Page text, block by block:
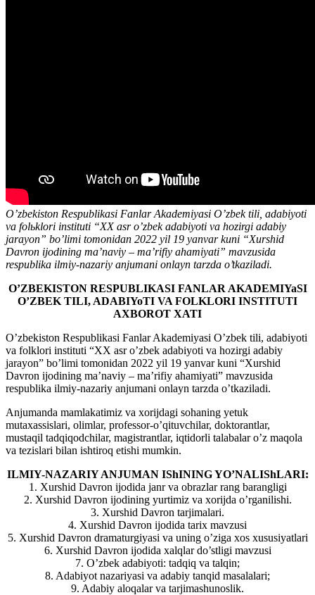
O’zbekiston Respublikasi Fanlar Akademiyasi O’zbek tili, adabiyoti
va folьklori instituti “XX asr o’zbek adabiyoti va hozirgi adabiy
jarayon” bo’limi tomonidan 2022 yil 19 yanvar kuni “Xurshid
Davron ijodining ma’naviy – ma’rifiy ahamiyati” mavzusida
respublika ilmiy-nazariy anjumani onlayn tarzda o’tkaziladi.
O’ZBEKISTON RESPUBLIKASI FANLAR AKADEMIYaSI
O’ZBEK TILI, ADABIYoTI VA FOLKLORI INSTITUTI
AXBOROT XATI
O’zbekiston Respublikasi Fanlar Akademiyasi O’zbek tili, adabiyoti
va folklori instituti “XX asr o’zbek adabiyoti va hozirgi adabiy
jarayon” bo’limi tomonidan 2022 yil 19 yanvar kuni “Xurshid
Davron ijodining ma’naviy – ma’rifiy ahamiyati” mavzusida
respublika ilmiy-nazariy anjumani onlayn tarzda o’tkaziladi.
Anjumanda mamlakatimiz va xorijdagi sohaning yetuk
mutaxassislari, olimlar, professor-o’qituvchilar, doktorantlar,
mustaqil tadqiqodchilar, magistrantlar, iqtidorli talabalar o’z maqola
va tezislari bilan ishtiroq etishi mumkin.
ILMIY-NAZARIY ANJUMAN IShINING YO’NALIShLARI:
1. Xurshid Davron ijodida janr va obrazlar rang barangligi
2. Xurshid Davron ijodining yurtimiz va xorijda o’rganilishi.
3. Xurshid Davron tarjimalari.
4. Xurshid Davron ijodida tarix mavzusi
5. Xurshid Davron dramaturgiyasi va uning o’ziga xos xususiyatlari
6. Xurshid Davron ijodida xalqlar do’stligi mavzusi
7. O’zbek adabiyoti: tadqiq va talqin;
8. Adabiyot nazariyasi va adabiy tanqid masalalari;
9. Adabiy aloqalar va tarjimashunoslik.